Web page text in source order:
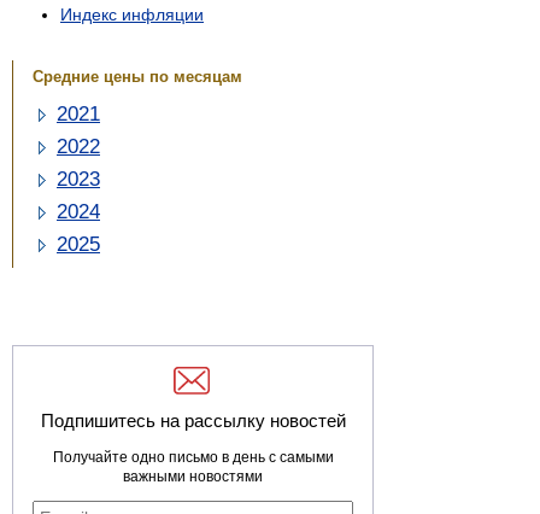
Индекс инфляции
Средние цены по месяцам
2021
2022
2023
2024
2025
Подпишитесь на рассылку новостей
Получайте одно письмо в день с самыми
важными новостями